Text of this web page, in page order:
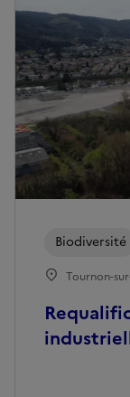
Biodiversité
Tournon-